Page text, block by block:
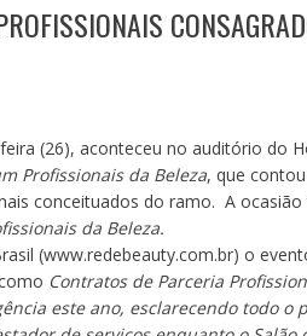
(26), aconteceu no auditório do
Profissionais da Beleza, que
conceituados do ramo. A
da Beleza.
(www.redebeauty.com.br) o
Contratos de Parceria
este ano, esclarecendo todo o